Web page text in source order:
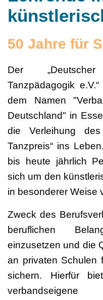
50 Jahre für
Der
Tanzpädagogik
dem Namen
Deutschland" in
die Verleihung des
Tanzpreis“ ins
bis heute jährlich
sich um den
in besonderer Weise
Zweck des
beruflichen
einzusetzen und die
an privaten Schulen
sichern. Hierfür